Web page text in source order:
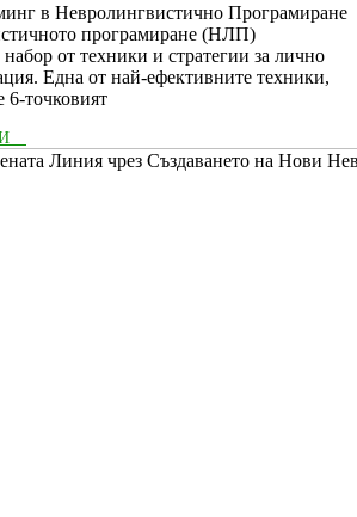
в Невролингвистично Програмиране
програмиране (НЛП)
от техники и стратегии за лично
Една от най-ефективните техники,
точковият